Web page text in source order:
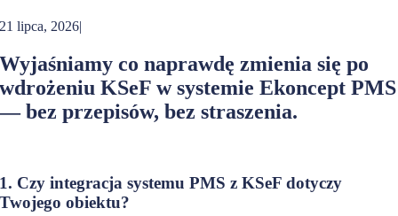
21 lipca, 2026|
Wyjaśniamyco naprawdę zmienia się po
wdrożeniu KSeF w systemieEkoncept PMS
— bez przepisów, bez straszenia.
1. Czy integracja systemu PMS z KSeF dotyczy
Twojego obiektu?